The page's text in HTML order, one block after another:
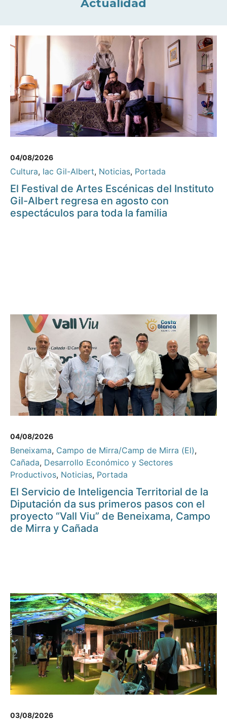
Actualidad
04/08/2026
Cultura, Iac Gil-Albert, Noticias, Portada
El Festival de Artes Escénicas del Instituto
Gil-Albert regresa en agosto con
espectáculos para toda la familia
04/08/2026
Beneixama, Campo de Mirra/Camp de Mirra (El),
Cañada, Desarrollo Económico y Sectores
Productivos, Noticias, Portada
El Servicio de Inteligencia Territorial de la
Diputación da sus primeros pasos con el
proyecto “Vall Viu” de Beneixama, Campo
de Mirra y Cañada
03/08/2026